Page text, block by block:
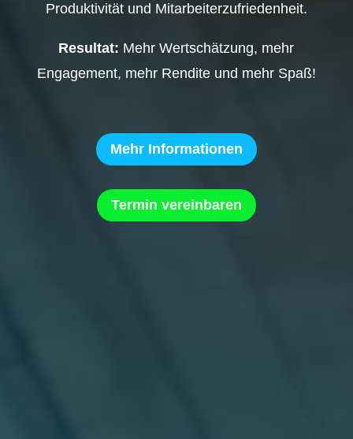
Produktivität und Mitarbeiterzufriedenheit.
Resultat: Mehr Wertschätzung, mehr
Engagement, mehr Rendite und mehr Spaß!
Mehr Informationen
Termin vereinbaren